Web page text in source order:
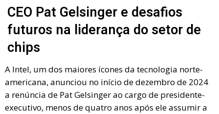
A
p
p
t a
m
o
o
k
r ar
d
n
a
d
s
CEO Pat Gelsinger e desafios
futuros na liderança do setor de
chips
A Intel, um dos maiores ícones da tecnologia norte-
americana, anunciou no início de dezembro de 2024
a renúncia de Pat Gelsinger ao cargo de presidente-
executivo, menos de quatro anos após ele assumir a